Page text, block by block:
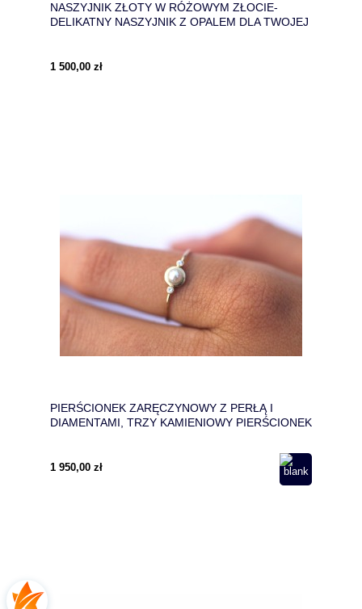
NASZYJNIK ZŁOTY W RÓŻOWYM ZŁOCIE-
DELIKATNY NASZYJNIK Z OPALEM DLA TWOJEJ
1 500,00 zł
PIERŚCIONEK ZARĘCZYNOWY Z PERŁĄ I
DIAMENTAMI, TRZY KAMIENIOWY PIERŚCIONEK
1 950,00 zł